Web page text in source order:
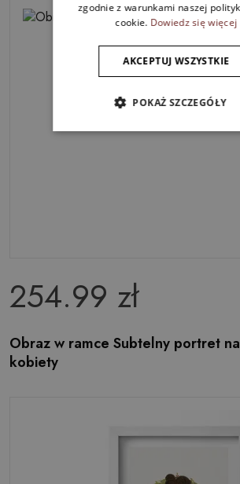
254.99 zł
Obraz w ramce Subtelny portret
kobiety
zgodnie z warunkami naszej
cookie. Dowiedz się więcej
AKCEPTUJ WSZYSTKIE
POKAŻ SZCZEGÓŁY